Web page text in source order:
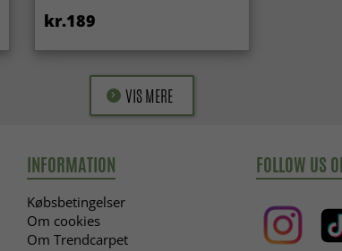
kr.189
VIS MERE
INFORMATION
Købsbetingelser
Om cookies
Om Trendcarpet
FOLLOW US